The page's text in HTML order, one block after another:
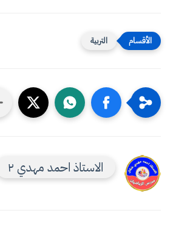
التربية
الاستاذ احمد مهدي ٢